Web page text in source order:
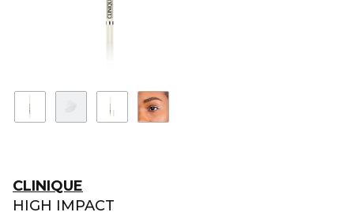
CLINIQUE
HIGH IMPACT